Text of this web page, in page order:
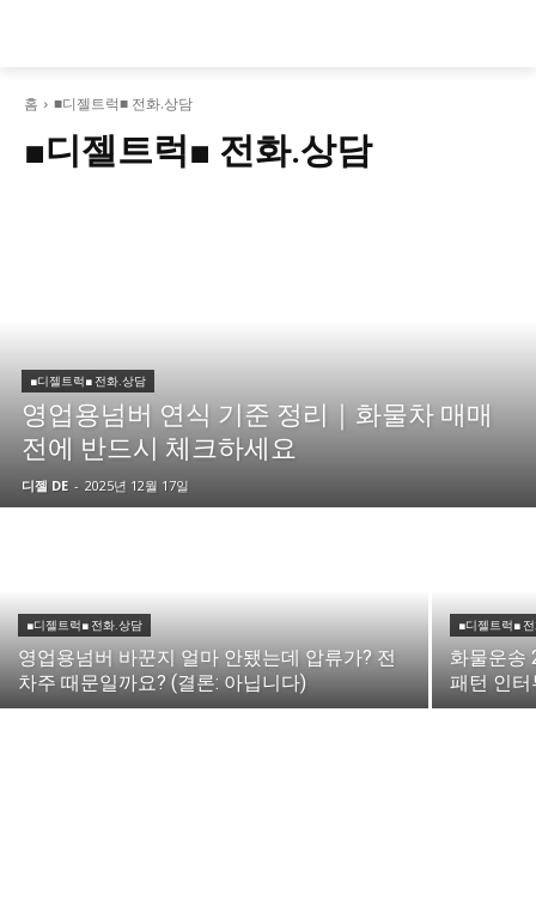
홈 ■디젤트럭■ 전화.상담
■디젤트럭■ 전화.상담
■디젤트럭■ 전화.상담
영업용넘버 연식 기준 정리｜화물차 매매
전에 반드시 체크하세요
디젤 DE - 2025년 12월 17일
■디젤트럭■ 전화.상담
영업용넘버 바꾼지 얼마 안됐는데 압류가? 전
차주 때문일까요? (결론: 아닙니다)
■디젤트럭■
화물운송
패턴 인